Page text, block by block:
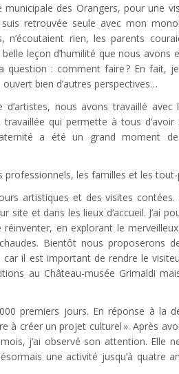
municipale des Orangers, pour une
retrouvée seule avec mon
rien, les parents
leçon d’humilité que nous avons
: comment faire ? En fait,
bien d’autres perspectives…
nous avons travaillé avec
qui permette à tous
a été un grand moment de
les familles et les tout-
artistiques et des visites
site et dans les lieux d’accueil. J’ai
en explorant le
Bientôt nous proposerons
il est important de rendre le
au Château-musée Grimaldi
premiers jours. En réponse à la
à créer un projet culturel ». Après
j’ai observé son attention. Elle
une activité jusqu’à quatre